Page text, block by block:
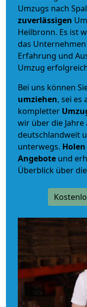
Umzugs nach
zuverlässigen
Heilbronn. Es ist
das
Erfahrung und
Umzug
Bei uns können
umziehen, sei es
kompletter
wir über die
deutschlandweit
unterwegs.
Angebote und
Überblick über